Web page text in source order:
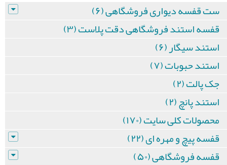
ست قفسه دیواری فروشگاهی (۶)
قفسه استند فروشگاهی دقت پلاست (۳)
استند سیگار (۶)
استند حبوبات (۷)
جک پالت (۲)
استند پانچ (۲)
محصولات کلی سایت (۱۷۰)
قفسه پیچ و مهره ای (۲۲)
قفسه فروشگاهی (۵۰)